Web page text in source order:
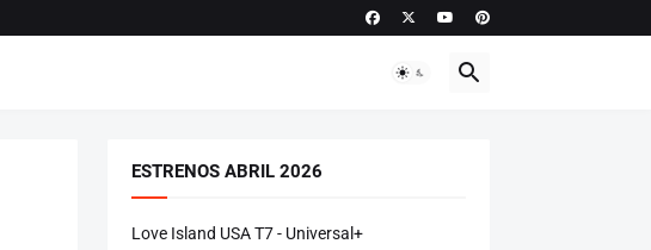
ESTRENOS ABRIL 2026
Love Island USA T7 - Universal+